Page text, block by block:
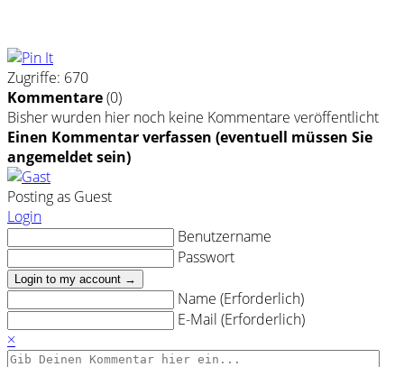
Zugriffe: 670
Kommentare(0)
Bisher wurden hier noch keine Kommentare veröffentlicht
Einen Kommentar verfassen (eventuell müssen Sie
angemeldet sein)
Posting as Guest
Login
Benutzername
Passwort
Login to my account →
Name (Erforderlich)
E-Mail (Erforderlich)
×